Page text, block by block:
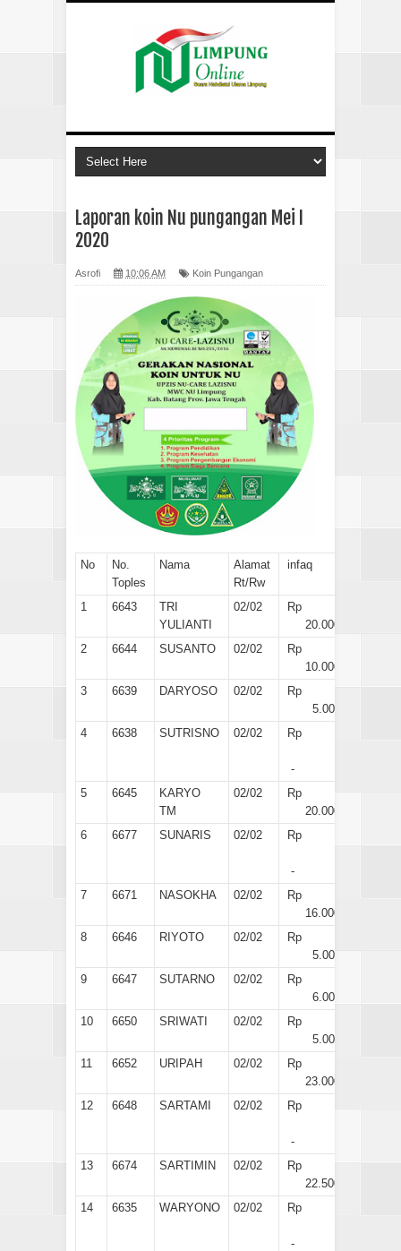
Laporan koin Nu pungangan Mei I
2020
Asrofi 10:06 AM Koin Pungangan
No
No.
Toples
Nama
Alamat
Rt/Rw
infaq
1 6643
TRI
YULIANTI
02/02
Rp
20.000
2
6644 SUSANTO 02/02
Rp
10.000
3
6639 DARYOSO 02/02
Rp
5.000
4
6638 SUTRISNO 02/02 Rp
-
5
6645
KARYO
TM
02/02
Rp
20.000
6
6677 SUNARIS 02/02 Rp
-
7
6671 NASOKHA 02/02
Rp
16.000
8
6646 RIYOTO 02/02
Rp
5.000
9
6647 SUTARNO 02/02
Rp
6.000
10
6650 SRIWATI 02/02
Rp
5.000
11
6652 URIPAH 02/02
Rp
23.000
12
6648 SARTAMI 02/02 Rp
-
13
6674 SARTIMIN 02/02
Rp
22.500
14
6635 WARYONO 02/02 Rp
-